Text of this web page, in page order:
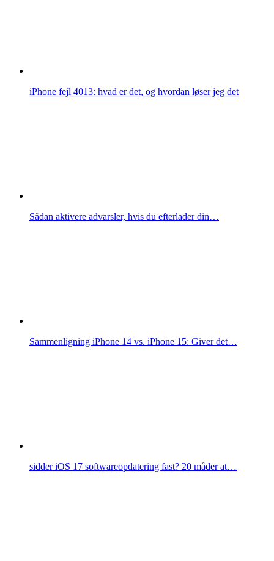
iPhone fejl 4013: hvad er det, og hvordan løser jeg det
Sådan aktivere advarsler, hvis du efterlader din…
Sammenligning iPhone 14 vs. iPhone 15: Giver det…
sidder iOS 17 softwareopdatering fast? 20 måder at…